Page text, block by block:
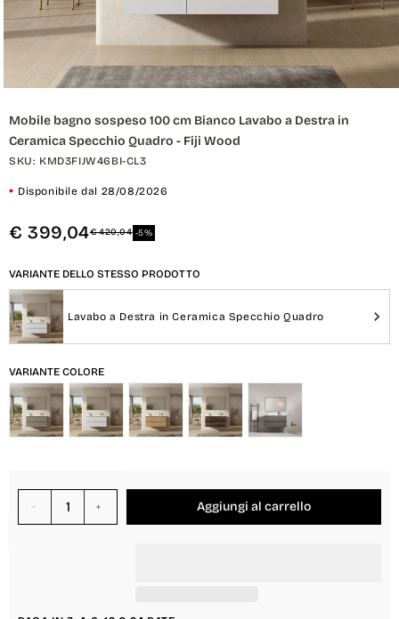
multimediali
in
finestra
Mobile bagno sospeso 100 cm Bianco Lavabo a Destra in
Ceramica Specchio Quadro - Fiji Wood
SKU: KMD3FIJW46BI-CL3
Disponibile dal 28/08/2026
-5%
€ 399,04€ 420,04
VARIANTE DELLO STESSO PRODOTTO
Lavabo a Destra in Ceramica Specchio Quadro
VARIANTE COLOREVariante Colore
Diminuisci
Aggiungi al carrello